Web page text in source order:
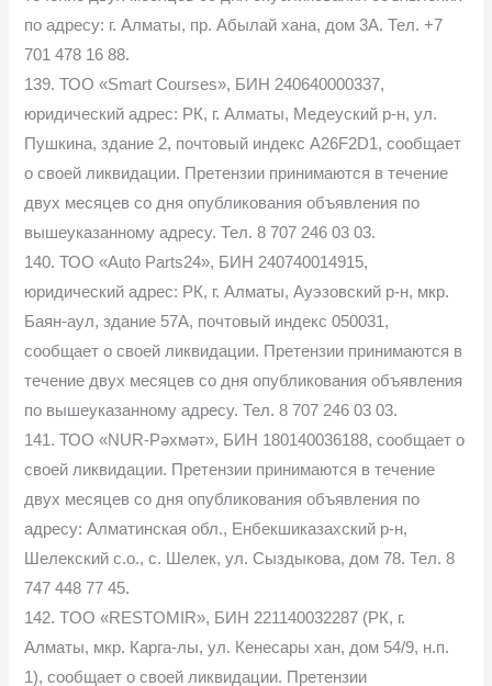
по адресу: г. Алматы, пр. Абылай хана, дом 3А. Тел. +7
701 478 16 88.
139. ТОО «Smart Courses», БИН 240640000337,
юридический адрес: РК, г. Алматы, Медеуский р-н, ул.
Пушкина, здание 2, почтовый индекс A26F2D1, сообщает
о своей ликвидации. Претензии принимаются в течение
двух месяцев со дня опубликования объявления по
вышеуказанному адресу. Тел. 8 707 246 03 03.
140. ТОО «Auto Parts24», БИН 240740014915,
юридический адрес: РК, г. Алматы, Ауэзовский р-н, мкр.
Баян-аул, здание 57А, почтовый индекс 050031,
сообщает о своей ликвидации. Претензии принимаются в
течение двух месяцев со дня опубликования объявления
по вышеуказанному адресу. Тел. 8 707 246 03 03.
141. ТОО «NUR-Рәхмәт», БИН 180140036188, сообщает о
своей ликвидации. Претензии принимаются в течение
двух месяцев со дня опубликования объявления по
адресу: Алматинская обл., Енбекшиказахский р-н,
Шелекский с.о., с. Шелек, ул. Сыздыкова, дом 78. Тел. 8
747 448 77 45.
142. TOO «RESTOMIR», БИН 221140032287 (РК, г.
Алматы, мкр. Карга-лы, ул. Кенесары хан, дом 54/9, н.п.
1), сообщает о своей ликвидации. Претензии